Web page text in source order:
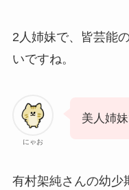
2人姉妹で、皆芸能
いですね。
にゃお
美人姉
有村架純さんの幼少